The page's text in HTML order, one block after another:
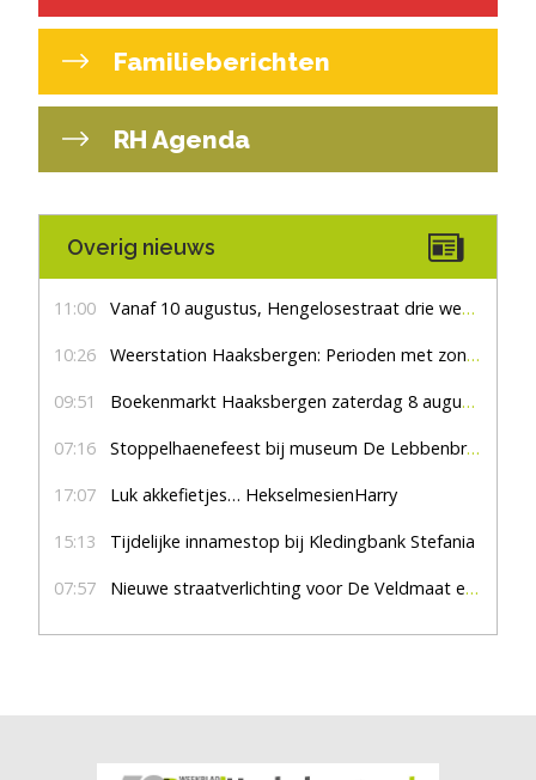
Familieberichten
RH Agenda
Overig nieuws
11:00 Vanaf 10 augustus, Hengelosestraat drie weken dicht voor doorgaand verkeer
10:26 Weerstation Haaksbergen: Perioden met zon en droog
09:51 Boekenmarkt Haaksbergen zaterdag 8 augustus, marktplein Haaksbergen
07:16 Stoppelhaenefeest bij museum De Lebbenbrugge
17:07 Luk akkefietjes… HekselmesienHarry
15:13 Tijdelijke innamestop bij Kledingbank Stefania
07:57 Nieuwe straatverlichting voor De Veldmaat en De Pas